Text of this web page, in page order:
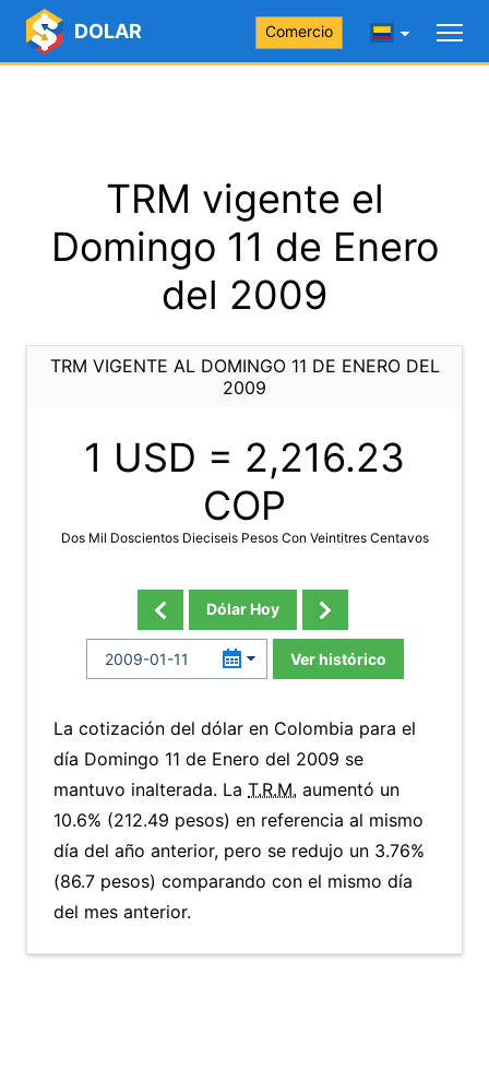
DOLAR Comercio
TRM vigente el
Domingo 11 de Enero
del 2009
TRM VIGENTE AL DOMINGO 11 DE ENERO DEL
2009
1 USD = 2,216.23
COP
Dos Mil Doscientos Dieciseis Pesos Con Veintitres Centavos
Dólar Hoy
Ver histórico
La cotización del dólar en Colombia para el
día Domingo 11 de Enero del 2009 se
mantuvo inalterada. La T.R.M. aumentó un
10.6% (212.49 pesos) en referencia al mismo
día del año anterior, pero se redujo un 3.76%
(86.7 pesos) comparando con el mismo día
del mes anterior.